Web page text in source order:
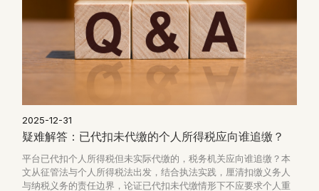
2025-12-31
疑难解答：已代扣未代缴的个人所得税应向谁追缴？
平台已代扣个人所得税但未实际代缴的，税务机关应向谁追缴？本
文从征管法与个人所得税法出发，结合执法实践，厘清扣缴义务人
与纳税义务的责任边界，论证已代扣未代缴情形下不应要求个人重